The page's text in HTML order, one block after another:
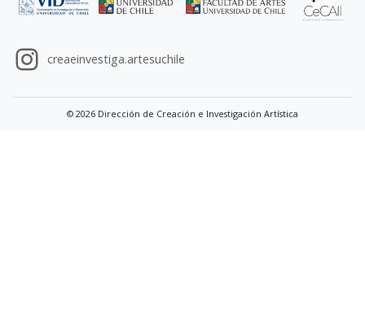
creaeinvestiga.artesuchile
© 2026 Dirección de Creación e Investigación Artística